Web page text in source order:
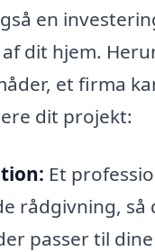
en
dit hjem.
et firma
dit projekt:
Et
rådgivning, så
passer til